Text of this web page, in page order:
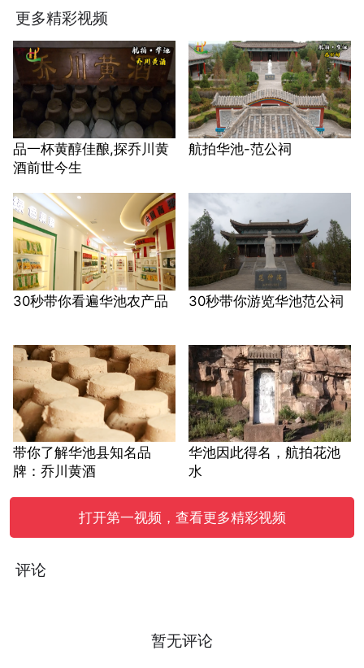
更多精彩视频
品一杯黄醇佳酿,探乔川黄
酒前世今生
航拍华池-范公祠
30秒带你看遍华池农产品 30秒带你游览华池范公祠
带你了解华池县知名品
牌：乔川黄酒
华池因此得名，航拍花池
水
打开第一视频，查看更多精彩视频
评论
暂无评论